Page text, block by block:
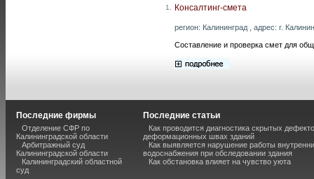
1. Консалтинг-смета
регион: Калининград , адрес: г.
Составление и проверка смет для
Последние фирмы
Отделение СФР по
Калининградской области
Арбитражный суд
Калининградской области
Калининградский областной
суд
Последние статьи
Как проводится диагностика скрытых
деформационных швах зданий
Как выявляется нарушение работы
водоснабжения при обследовании здания
Как обстановка влияет на чувство уюта